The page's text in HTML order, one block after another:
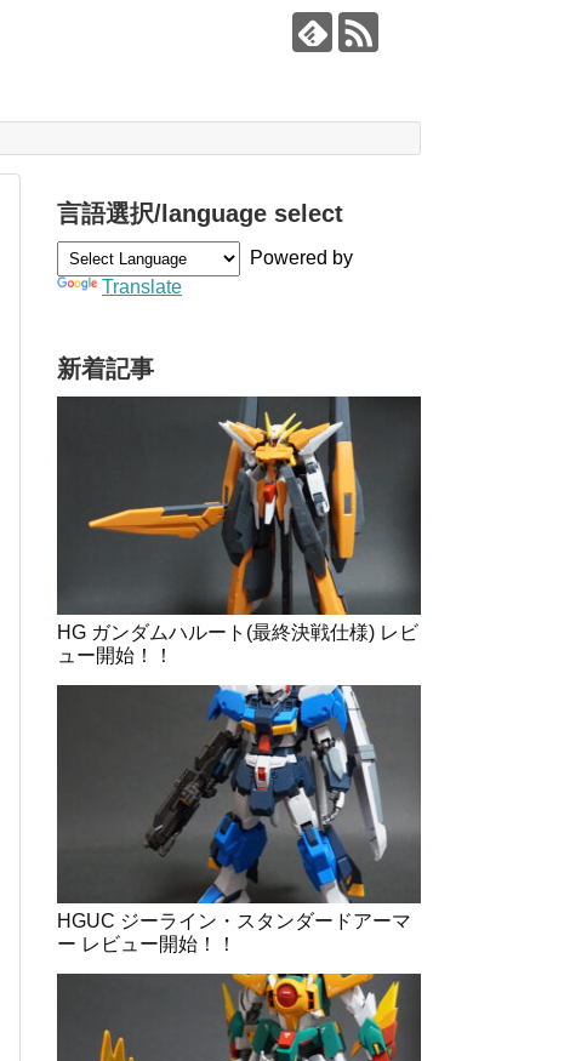
言語選択/language select
Powered by
Translate
新着記事
HG ガンダムハルート(最終決戦仕様) レビ
ュー開始！！
HGUC ジーライン・スタンダードアーマ
ー レビュー開始！！